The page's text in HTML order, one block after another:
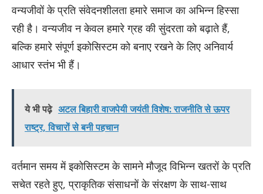
वन्यजीवों के प्रति संवेदनशीलता हमारे समाज का अभिन्न हिस्सा
रही है। वन्यजीव न केवल हमारे ग्रह की सुंदरता को बढ़ाते हैं,
बल्कि हमारे संपूर्ण इकोसिस्टम को बनाए रखने के लिए अनिवार्य
आधार स्तंभ भी हैं।
ये भी पढ़े अटल बिहारी वाजपेयी जयंती विशेष: राजनीति से ऊपर
राष्ट्र, विचारों से बनी पहचान
​वर्तमान समय में इकोसिस्टम के सामने मौजूद विभिन्न खतरों के प्रति
सचेत रहते हुए, प्राकृतिक संसाधनों के संरक्षण के साथ-साथ